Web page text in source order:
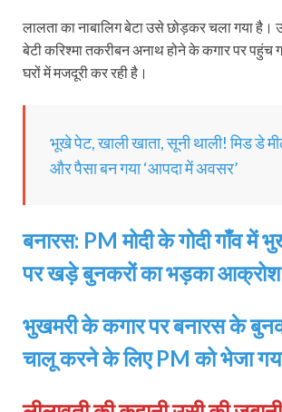
लालता का नाबालिग बेटा उसे छोड़कर चला गया
बेटी करिश्‍मा तकरीबन अनाथ होने के कगार पर पहुंच
घरों में मजदूरी कर रही है।
भूखे पेट, खाली खाता, सूनी थाली! मिड डे
और पैसा बन गया ‘आपदा में अवसर’
बनारस: PM मोदी के गोदी गाँव में
पर खड़े बुनकरों का भड़का आक्रोश
भुखमरी के कगार पर बनारस के
चालू करने के लिए PM को भेजा